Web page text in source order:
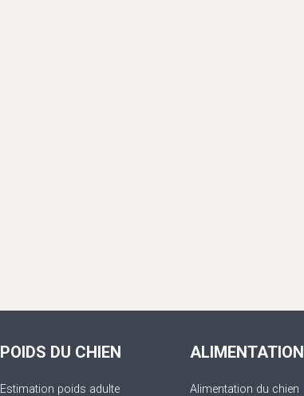
POIDS DU CHIEN
Estimation poids adulte
ALIMENTATION
Alimentation du chien